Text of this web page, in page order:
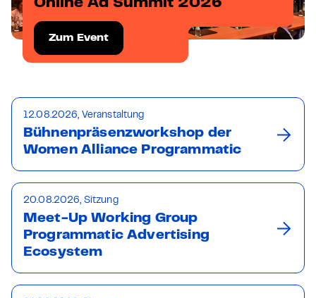
Online Ad Summit 2026
Zum Event
12.08.2026, Veranstaltung
Bühnenpräsenzworkshop der
Women Alliance Programmatic
20.08.2026, Sitzung
Meet-Up Working Group
Programmatic Advertising
Ecosystem